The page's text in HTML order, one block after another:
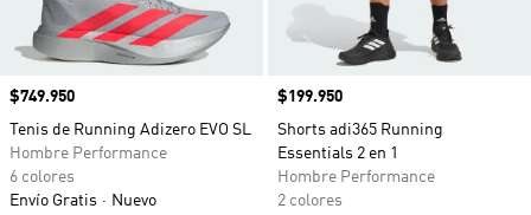
Precio
$749.950
Tenis de Running Adizero EVO SL
Hombre Performance
6 colores
Envío Gratis
Nuevo
Precio
$199.950
Shorts adi365 Running
Essentials 2 en 1
Hombre Performance
2 colores